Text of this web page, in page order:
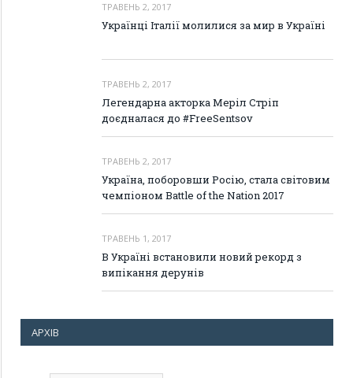
ТРАВЕНЬ 2, 2017
Українці Італії молилися за мир в Україні
ТРАВЕНЬ 2, 2017
Легендарна акторка Меріл Стріп
доєдналася до #FreeSentsov
ТРАВЕНЬ 2, 2017
Україна, поборовши Росію, стала світовим
чемпіоном Battle of the Nation 2017
ТРАВЕНЬ 1, 2017
В Україні встановили новий рекорд з
випікання дерунів
АРХІВ